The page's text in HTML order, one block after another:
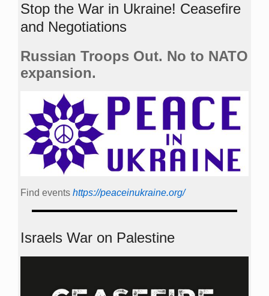
Stop the War in Ukraine! Ceasefire
and Negotiations
Russian Troops Out. No to NATO
expansion.
Find events https://peace­in­ukraine.org/
Israels War on Palestine